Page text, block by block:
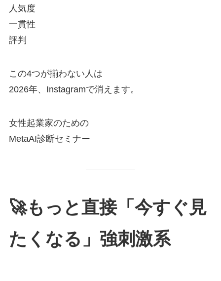
人気度
一貫性
評判
この4つが揃わない人は
2026年、Instagramで消えます。
女性起業家のための
MetaAI診断セミナー
🚀もっと直接「今すぐ見
たくなる」強刺激系